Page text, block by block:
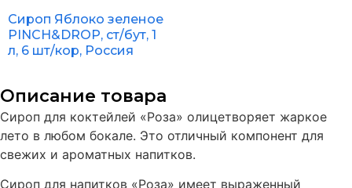
Сироп Яблоко зеленое
PINCH&DROP, ст/бут, 1
л, 6 шт/кор, Россия
Описание товара
Сироп для коктейлей «Роза» олицетворяет жаркое
лето в любом бокале. Это отличный компонент для
свежих и ароматных напитков.
Сироп для напитков «Роза» имеет выраженный